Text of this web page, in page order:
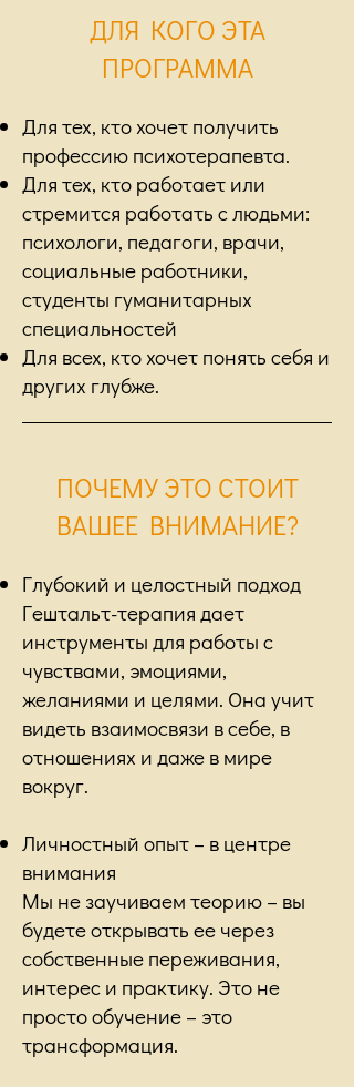
ДЛЯ КОГО ЭТА
ПРОГРАММА
Для тех, кто хочет получить
профессию психотерапевта.
Для тех, кто работает или
стремится работать с людьми:
психологи, педагоги, врачи,
социальные работники,
студенты гуманитарных
специальностей
Для всех, кто хочет понять себя и
других глубже.
ПОЧЕМУ ЭТО СТОИТ
ВАШЕЕ ВНИМАНИЕ?
Глубокий и целостный подход
Гештальт-терапия дает
инструменты для работы с
чувствами, эмоциями,
желаниями и целями. Она учит
видеть взаимосвязи в себе, в
отношениях и даже в мире
вокруг.
Личностный опыт – в центре
внимания
Мы не заучиваем теорию – вы
будете открывать ее через
собственные переживания,
интерес и практику. Это не
просто обучение – это
трансформация.